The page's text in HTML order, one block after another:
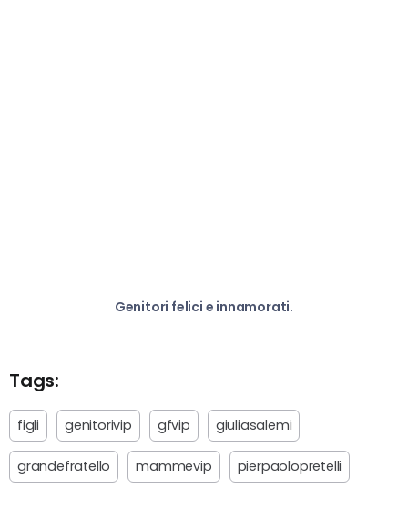
Genitori felici e innamorati.
Tags:
figli genitorivip gfvip giuliasalemi
grandefratello mammevip pierpaolopretelli